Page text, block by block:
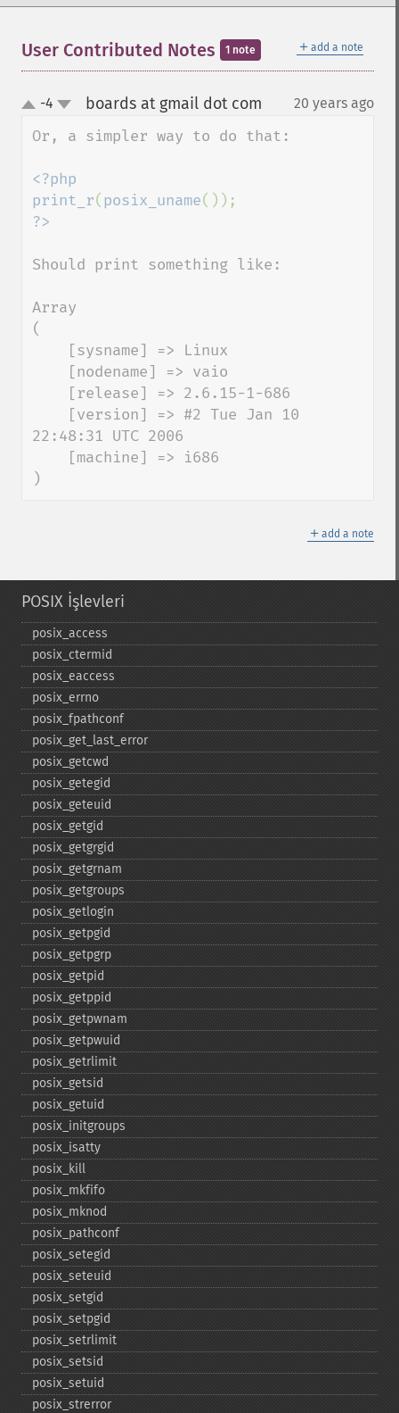
＋ add a note
User Contributed Notes 1 note
up-4 boards at gmail dot com 20 years ago
Or, a simpler way to do that:
<?php
print_r( posix_uname
Should print something like:
Array
(
22:48:31 UTC 2006
)
＋ add a note
POSIX İşlevleri
posix_​access
posix_​ctermid
posix_​eaccess
posix_​errno
posix_​fpathconf
posix_​get_​last_​error
posix_​getcwd
posix_​getegid
posix_​geteuid
posix_​getgid
posix_​getgrgid
posix_​getgrnam
posix_​getgroups
posix_​getlogin
posix_​getpgid
posix_​getpgrp
posix_​getpid
posix_​getppid
posix_​getpwnam
posix_​getpwuid
posix_​getrlimit
posix_​getsid
posix_​getuid
posix_​initgroups
posix_​isatty
posix_​kill
posix_​mkfifo
posix_​mknod
posix_​pathconf
posix_​setegid
posix_​seteuid
posix_​setgid
posix_​setpgid
posix_​setrlimit
posix_​setsid
posix_​setuid
posix_​strerror